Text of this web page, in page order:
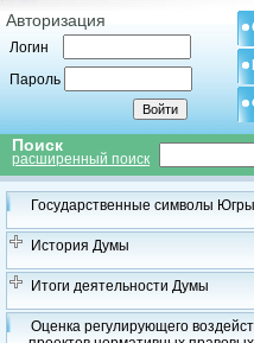
Авторизация
Логин
Пароль
Поиск
расширенный поиск
Государственные символы Югры
История Думы
Итоги деятельности Думы
Оценка регулирующего